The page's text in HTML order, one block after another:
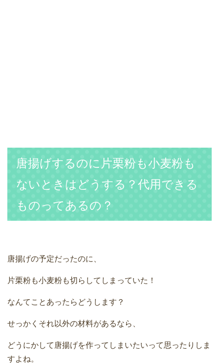
唐揚げするのに片栗粉も小麦粉も
ないときはどうする？代用できる
ものってあるの？
唐揚げの予定だったのに、
片栗粉も小麦粉も切らしてしまっていた！
なんてことあったらどうします？
せっかくそれ以外の材料があるなら、
どうにかして唐揚げを作ってしまいたいって思ったりしま
すよね。